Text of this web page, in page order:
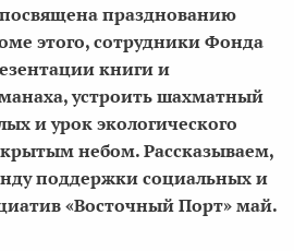
празднованию
этого, сотрудники Фонда
книги и
устроить шахматный
и урок экологического
небом. Рассказываем,
поддержки социальных и
«Восточный Порт» май.